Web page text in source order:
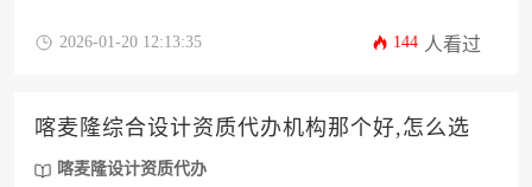
构的历史沿革、行业口碑和资源整合能力，结合自
商。
2026-01-20 12:13:35 144 人看过
喀麦隆综合设计资质代办机构那个好,怎么选
喀麦隆设计资质代办